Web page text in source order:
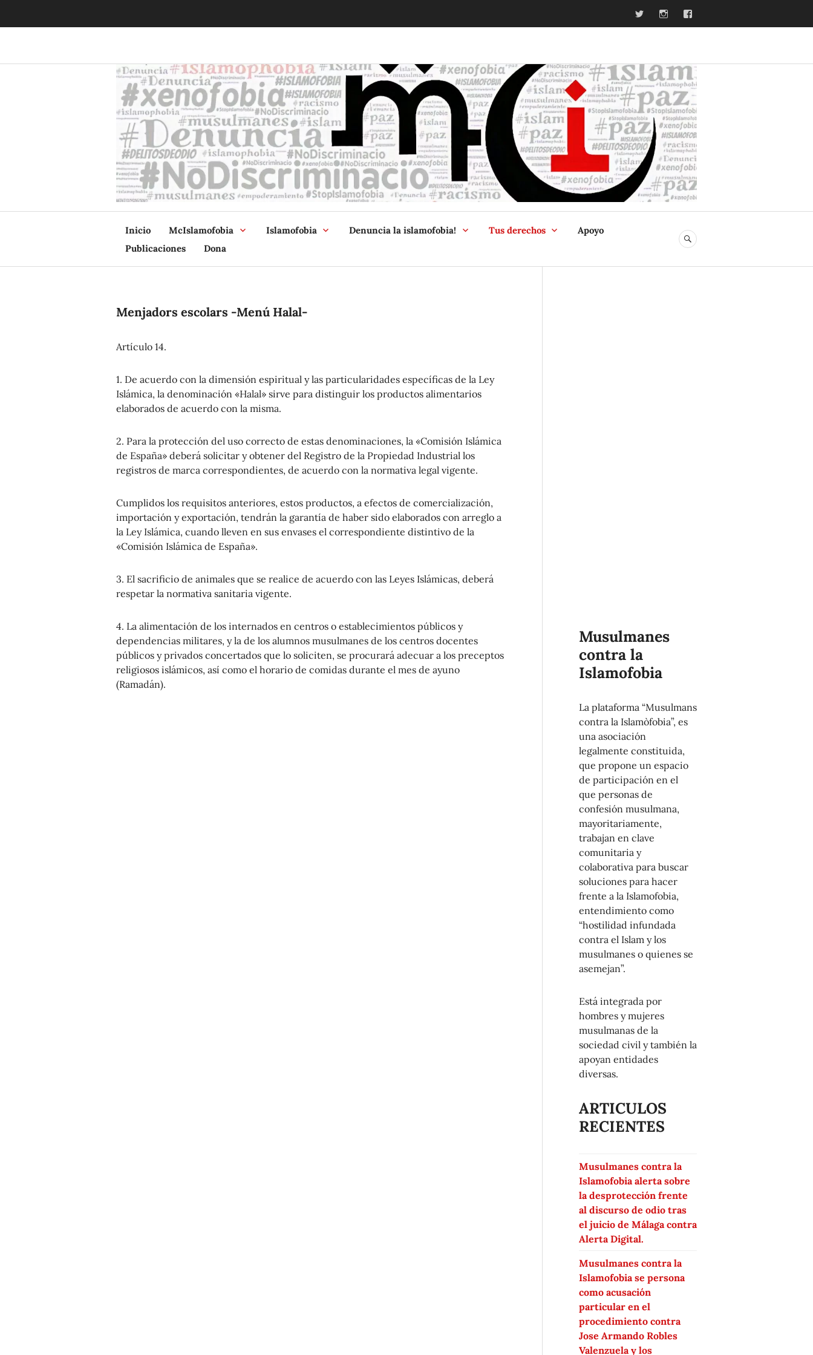
al
TwitterInstagram
Inicio McIslamofobia Islamofobia Denuncia la islamofobia! Tus derechos
Apoyo
Publicaciones
Dona
BUSCAR
Menjadors escolars -Menú Halal-
Artículo 14.
1. De acuerdo con la dimensión espiritual y las particularidades específicas de la Ley
Islámica, la denominación «Halal» sirve para distinguir los productos alimentarios
elaborados de acuerdo con la misma.
2. Para la protección del uso correcto de estas denominaciones, la «Comisión Islámica
de España» deberá solicitar y obtener del Registro de la Propiedad Industrial los
registros de marca correspondientes, de acuerdo con la normativa legal vigente.
Cumplidos los requisitos anteriores, estos productos, a efectos de comercialización,
importación y exportación, tendrán la garantía de haber sido elaborados con arreglo a
la Ley Islámica, cuando lleven en sus envases el correspondiente distintivo de la
«Comisión Islámica de España».
3. El sacrificio de animales que se realice de acuerdo con las Leyes Islámicas, deberá
respetar la normativa sanitaria vigente.
4. La alimentación de los internados en centros o establecimientos públicos y
dependencias militares, y la de los alumnos musulmanes de los centros docentes
públicos y privados concertados que lo soliciten, se procurará adecuar a los preceptos
religiosos islámicos, así como el horario de comidas durante el mes de ayuno
(Ramadán).
Musulmanes
contra la
Islamofobia
La plataforma “Musulmans
contra la Islamòfobia”, es
una asociación
legalmente constituida,
que propone un espacio
de participación en el
que personas de
confesión musulmana,
mayoritariamente,
trabajan en clave
comunitaria y
colaborativa para buscar
soluciones para hacer
frente a la Islamofobia,
entendimiento como
“hostilidad infundada
contra el Islam y los
musulmanes o quienes se
asemejan”.
Está integrada por
hombres y mujeres
musulmanas de la
sociedad civil y también la
apoyan entidades
diversas.
ARTICULOS
RECIENTES
Musulmanes contra la
Islamofobia alerta sobre
la desprotección frente
al discurso de odio tras
el juicio de Málaga contra
Alerta Digital.
Musulmanes contra la
Islamofobia se persona
como acusación
particular en el
procedimiento contra
Jose Armando Robles
Valenzuela y los